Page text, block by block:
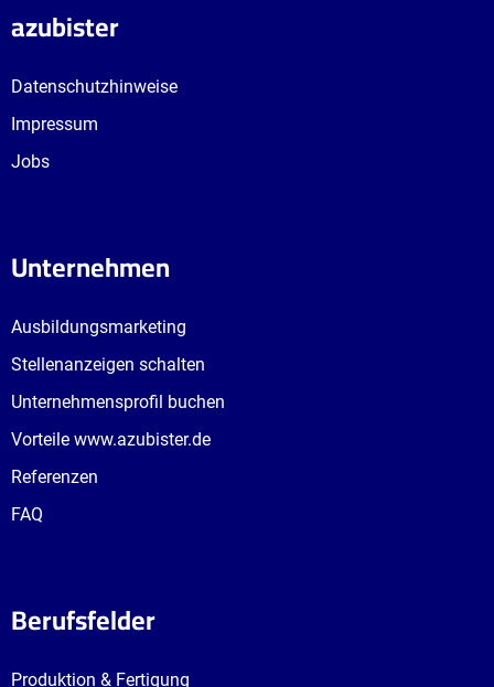
azubister
Datenschutzhinweise
Impressum
Jobs
Unternehmen
Ausbildungsmarketing
Stellenanzeigen schalten
Unternehmensprofil buchen
Vorteile www.azubister.de
Referenzen
FAQ
Berufsfelder
Produktion & Fertigung